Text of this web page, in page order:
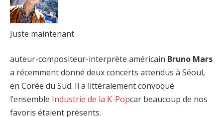
Juste maintenant
auteur-compositeur-interprète américain Bruno Mars
a récemment donné deux concerts attendus à Séoul,
en Corée du Sud. Il a littéralement convoqué
l’ensemble Industrie de la K-Popcar beaucoup de nos
favoris étaient présents.